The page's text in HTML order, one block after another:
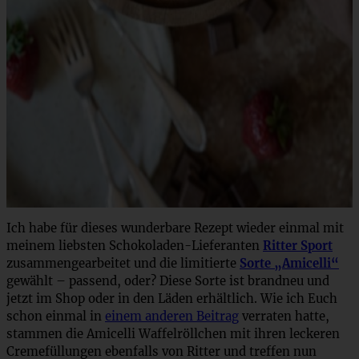
Ich habe für dieses wunderbare Rezept wieder einmal mit
meinem liebsten Schokoladen-Lieferanten Ritter Sport
zusammengearbeitet und die limitierte Sorte „Amicelli“
gewählt – passend, oder? Diese Sorte ist brandneu und
jetzt im Shop oder in den Läden erhältlich. Wie ich Euch
schon einmal in einem anderen Beitrag verraten hatte,
stammen die Amicelli Waffelröllchen mit ihren leckeren
Cremefüllungen ebenfalls von Ritter und treffen nun